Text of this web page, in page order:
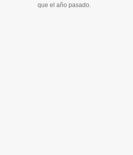
que el año pasado.